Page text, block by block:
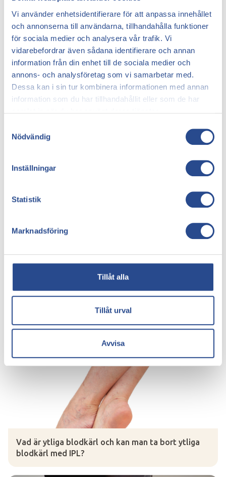
Vi använder enhetsidentifierare för att anpassa innehållet
och annonserna till användarna, tillhandahålla funktioner
för sociala medier och analysera vår trafik. Vi
vidarebefordrar även sådana identifierare och annan
information från din enhet till de sociala medier och
annons- och analysföretag som vi samarbetar med.
Dessa kan i sin tur kombinera informationen med annan
information som du har tillhandahållit eller som de har
Nödvändig
Inställningar
Statistik
Marknadsföring
Tillåt alla
Tillåt urval
Avvisa
Efter graviditet kan synliga blodkärl tas bort
Hur blir man av med synliga blodkärl på benen?
Vad är ytliga blodkärl och kan man ta bort ytliga
blodkärl med IPL?